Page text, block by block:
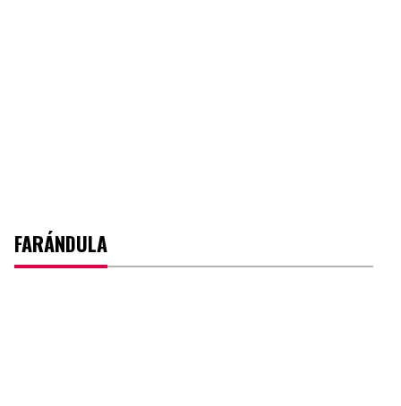
FARÁNDULA